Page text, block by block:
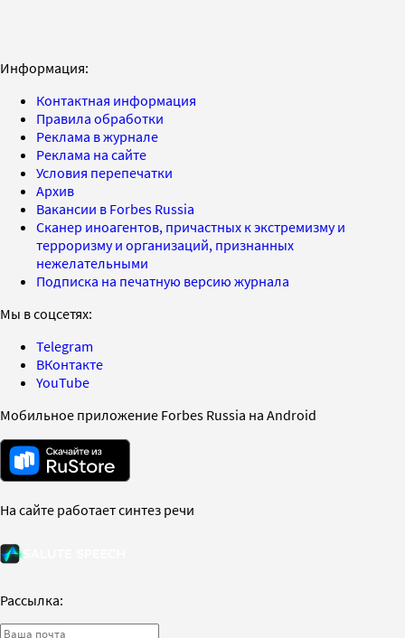
Информация:
Контактная информация
Правила обработки
Реклама в журнале
Реклама на сайте
Условия перепечатки
Архив
Вакансии в Forbes Russia
Сканер иноагентов, причастных к экстремизму и
терроризму и организаций, признанных
нежелательными
Подписка на печатную версию журнала
Мы в соцсетях:
Telegram
ВКонтакте
YouTube
Мобильное приложение Forbes Russia на Android
На сайте работает синтез речи
Рассылка: